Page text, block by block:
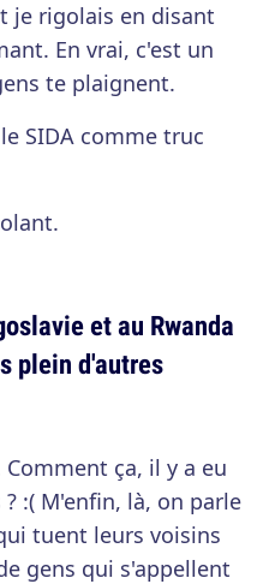
je rigolais en disant
En vrai, c'est un
te plaignent.
SIDA comme truc
et au Rwanda
plein d'autres
ça, il y a eu
:( M'enfin, là, on parle
tuent leurs voisins
gens qui s'appellent